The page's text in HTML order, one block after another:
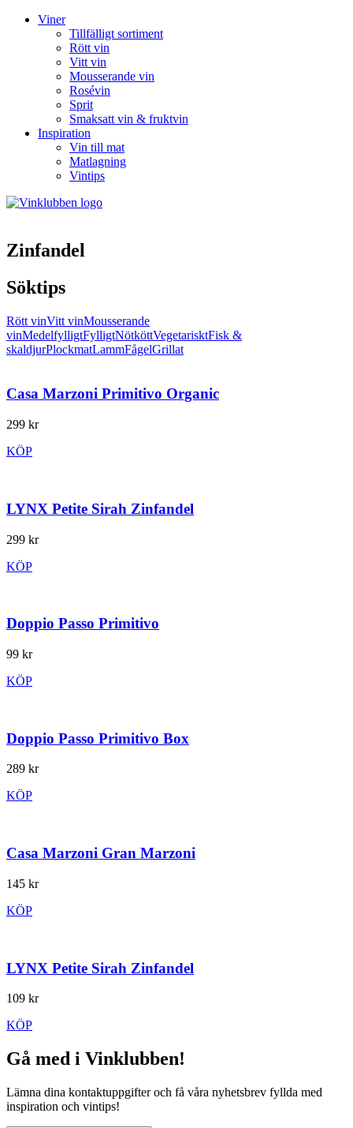
Viner
Tillfälligt sortiment
Rött vin
Vitt vin
Mousserande vin
Rosévin
Sprit
Smaksatt vin & fruktvin
Inspiration
Vin till mat
Matlagning
Vintips
Zinfandel
Söktips
Rött vinVitt vinMousserande
vinMedelfylligtFylligtNötköttVegetarisktFisk &
skaldjurPlockmatLammFågelGrillat
Casa Marzoni Primitivo Organic
299 kr
KÖP
LYNX Petite Sirah Zinfandel
299 kr
KÖP
Doppio Passo Primitivo
99 kr
KÖP
Doppio Passo Primitivo Box
289 kr
KÖP
Casa Marzoni Gran Marzoni
145 kr
KÖP
LYNX Petite Sirah Zinfandel
109 kr
KÖP
Gå med i Vinklubben!
Lämna dina kontaktuppgifter och få våra nyhetsbrev fyllda med
inspiration och vintips!